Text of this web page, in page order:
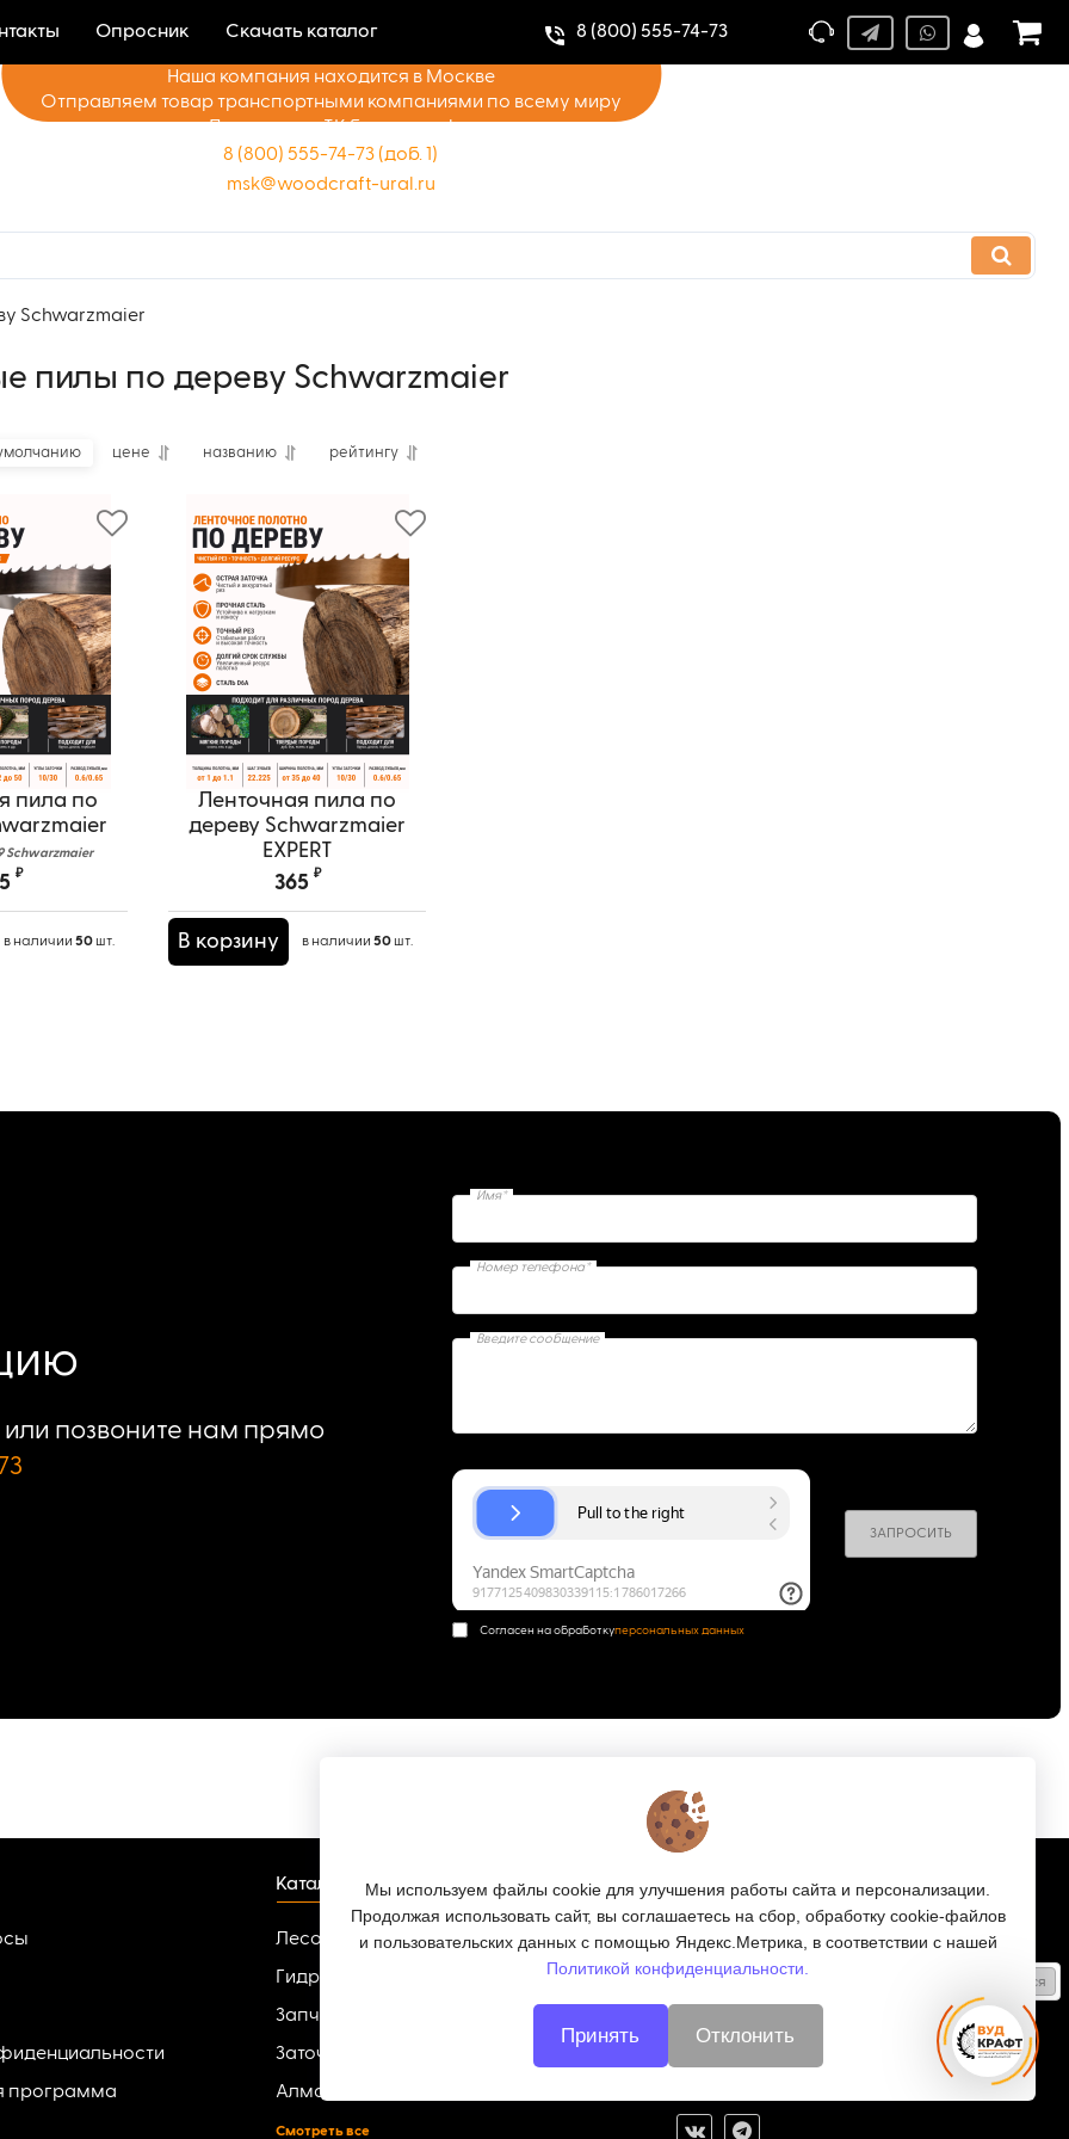
Опросник Скачать каталог 8 (800) 555-74-73
Наша компания находится в Москве
Отправляем товар транспортными компаниями по всему миру
Доставка до ТК бесплатно!
8 (800) 555-74-73 (доб. 1)
msk@woodcraft-ural.ru
Schwarzmaier
пилы по дереву Schwarzmaier
цене названию рейтингу
пила по
Schwarzmaier
₽
в наличии 50 шт.
Ленточная пила по
дереву Schwarzmaier
EXPERT
Артикул:35x1.0S EXPERT
365 ₽
В корзину в наличии 50 шт.
позвоните нам прямо
Имя*
Номер телефона*
Введите сообщение
ЗАПРОСИТЬ
Согласен на обработкуперсональных данных
программа
Каталог
Лесопильное оборудование
Гидроманипуляторы
Запчасти для гидроманипуляторов
Заточные-разводные станки
Алмазный инструмент
Смотреть все
Подписка
Получайте только полезные статьи!
Подписаться
персональных данных
Мы в соцсетях:
Мы используем файлы cookie для улучшения работы сайта и персонализации.
Продолжая использовать сайт, вы соглашаетесь на сбор, обработку cookie-файлов
и пользовательских данных с помощью Яндекс.Метрика, в соответствии с нашей
Политикой конфиденциальности.
Принять Отклонить